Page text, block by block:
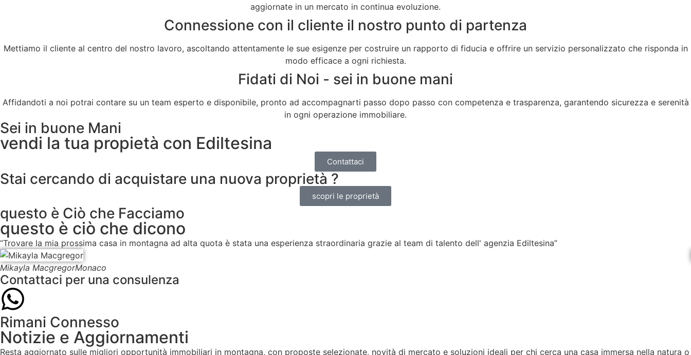
aggiornate in un mercato in continua evoluzione.
Connessione con il cliente il nostro punto di partenza
Mettiamo il cliente al centro del nostro lavoro, ascoltando attentamente le sue esigenze per costruire un rapporto di fiducia e offrire un servizio personalizzato che risponda in
modo efficace a ogni richiesta.
Fidati di Noi - sei in buone mani
Affidandoti a noi potrai contare su un team esperto e disponibile, pronto ad accompagnarti passo dopo passo con competenza e trasparenza, garantendo sicurezza e serenità
in ogni operazione immobiliare.
Sei in buone Mani
vendi la tua propietà con Ediltesina
Contattaci
Stai cercando di acquistare una nuova proprietà ?
scopri le proprietà
questo è Ciò che Facciamo
questo è ciò che dicono
“Trovare la mia prossima casa in montagna ad alta quota è stata una esperienza straordinaria grazie al team di talento dell' agenzia Ediltesina”
Mikayla MacgregorMonaco
Contattaci per una consulenza
Rimani Connesso
Notizie e Aggiornamenti
Resta aggiornato sulle migliori opportunità immobiliari in montagna, con proposte selezionate, novità di mercato e soluzioni ideali per chi cerca una casa immersa nella natura o